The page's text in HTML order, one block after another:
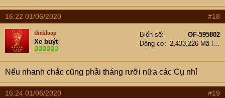
16:22 01/06/2020 #18
thekloop
Xe buýt
Biển số
OF-595802
Động cơ
Nếu nhanh chắc cũng phải tháng rưỡi nữa các Cụ nhỉ
16:24 01/06/2020 #19